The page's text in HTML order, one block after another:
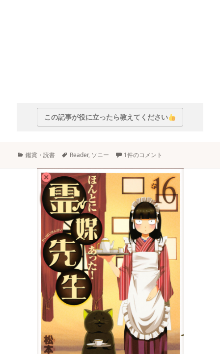
この記事が役に立ったら教えてください
カ
鑑賞・読書
タ
Reader, ソニー 1件のコメント